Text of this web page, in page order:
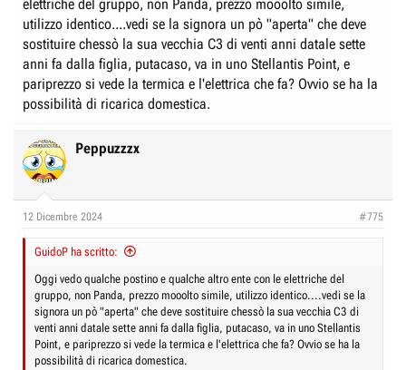
Qualche riga più su ho scritto "era, è e non so se sarà" perchè vedo che il
parco macchine di queste aziende col tempo è sempre più obsoleto,
cambiano auto meno frequentemente e se i prezzi restano così alti (che
per loro comunque non sarà lo stesso prezzo dei privati) mi sa che i
dirigenti si guarderanno intorno e firmeranno contratti per altre auto forse
non più economiche ma più convenienti.
La Grande Panda non avrà mai una varietà di motori e allestimenti come
per spostare i dipendenti della Eni da una raffineria all'altra, non ci sarà
mai un motore a metano, mai una VAN, sarà una utilitaria per la mamma
o la nonna che portano figli o nipoti a scuola e vanno a fare la spesa.
STOP.
elettriche del gruppo, non Panda, prezzo mooolto simile,
utilizzo identico....vedi se la signora un pò "aperta" che deve
sostituire chessò la sua vecchia C3 di venti anni datale sette
anni fa dalla figlia, putacaso, va in uno Stellantis Point, e
pariprezzo si vede la termica e l'elettrica che fa? Ovvio se ha la
possibilità di ricarica domestica.
Peppuzzzx
12 Dicembre 2024 #775
GuidoP ha scritto:
Oggi vedo qualche postino e qualche altro ente con le elettriche del
gruppo, non Panda, prezzo mooolto simile, utilizzo identico....vedi se la
signora un pò "aperta" che deve sostituire chessò la sua vecchia C3 di
venti anni datale sette anni fa dalla figlia, putacaso, va in uno Stellantis
Point, e pariprezzo si vede la termica e l'elettrica che fa? Ovvio se ha la
possibilità di ricarica domestica.